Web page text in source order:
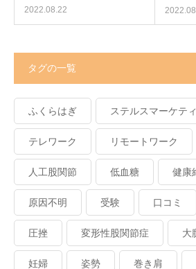
2022.08.22
タグの一覧
ふくらはぎ ステルスマーケテ
テレワーク リモートワーク
人工股関節 低血糖 健康
原因不明 受験 口コミ
圧挫 変形性股関節症 大
妊婦 姿勢 巻き肩